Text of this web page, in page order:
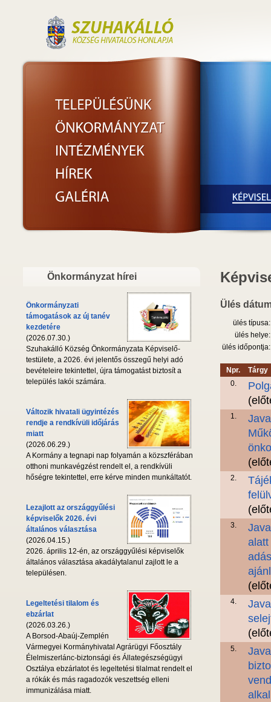
Önkormányzat hírei
Önkormányzati
támogatások az új tanév
kezdetére
(2026.07.30.)
Szuhakálló Község Önkormányzata Képviselő-
testülete, a 2026. évi jelentős összegű helyi adó
bevételeire tekintettel, újra támogatást biztosít a
település lakói számára.
Változik hivatali ügyintézés
rendje a rendkívüli időjárás
miatt
(2026.06.29.)
A Kormány a tegnapi nap folyamán a közszférában
otthoni munkavégzést rendelt el, a rendkívüli
hőségre tekintettel, erre kérve minden munkáltatót.
Lezajlott az országgyűlési
képviselők 2026. évi
általános választása
(2026.04.15.)
2026. április 12-én, az országgyűlési képviselők
általános választása akadálytalanul zajlott le a
településen.
Legeltetési tilalom és
ebzárlat
(2026.03.26.)
A Borsod-Abaúj-Zemplén
Vármegyei Kormányhivatal Agrárügyi Főosztály
Élelmiszerlánc-biztonsági és Állategészségügyi
Osztálya ebzárlatot és legeltetési tilalmat rendelt el
a rókák és más ragadozók veszettség elleni
immunizálása miatt.
Ülés
ülés típusa:
ülés helye:
ülés időpontja:
Npr.
Tárgy
0.
1.
2.
3.
alatt
4.
5.